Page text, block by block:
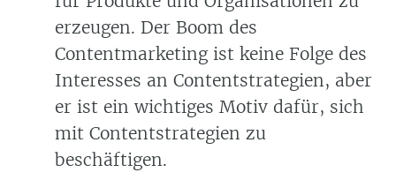
erzeugen. Der Boom des
Contentmarketing ist keine Folge des
Interesses an Contentstrategien, aber
er ist ein wichtiges Motiv dafür, sich
mit Contentstrategien zu
beschäftigen.